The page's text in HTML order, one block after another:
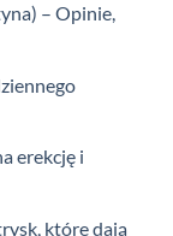
– Opinie,
erekcję i
które dają